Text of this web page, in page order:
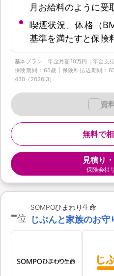
月お給料のように受
喫煙状況、体格（
基準を満たすと保険
基本プラン｜年金月額10万円｜年金支
保険期間：65歳 | 保険料払込期間：
430（2026.3）
無料で
資
見積り
保険会社
-位
SOMPOひまわり生命
じぶんと家族のお守